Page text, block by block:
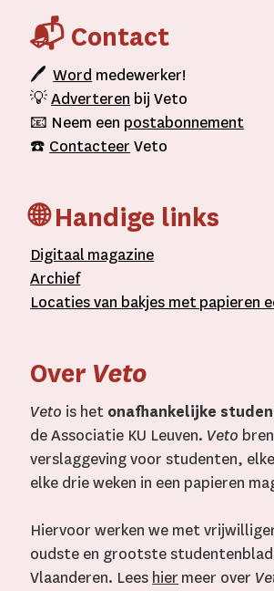
📬 Contact
🖊Word medewerker!
💡Adverteren bij Veto
📧 Neem een postabonnement
☎️ Contacteer Veto
🌐 Handige links
Digitaal magazine
Archief
Locaties van bakjes metpapieren
Over Veto
Veto is het onafhankelijke
de Associatie KU Leuven. Veto
verslaggeving voor studenten,
elke drie weken in een papieren
Hiervoor werken we met
oudste en grootste studentenblad
Vlaanderen. Lees hier meer over